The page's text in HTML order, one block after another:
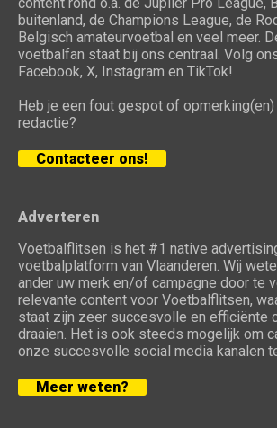
buitenland, de Champions League, de
Belgisch amateurvoetbal en veel meer.
voetbalfan staat bij ons centraal. Volg
Facebook, X, Instagram en TikTok!
Heb je een fout gespot of
redactie?
Contacteer ons!
Adverteren
Voetbalflitsen is het #1 native
voetbalplatform van Vlaanderen. Wij
ander uw merk en/of campagne door te
relevante content voor Voetbalflitsen,
staat zijn zeer succesvolle en efficiënte
draaien. Het is ook steeds mogelijk om
onze succesvolle social media kanalen
Meer weten?